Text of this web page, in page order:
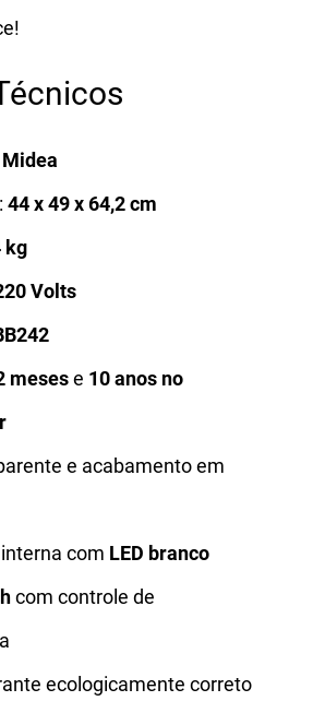
Midea
44 x 49 x 64,2 cm
kg
Volts
mesese 10 anos no
e acabamento em
com LED branco
com controle de
ecologicamente correto